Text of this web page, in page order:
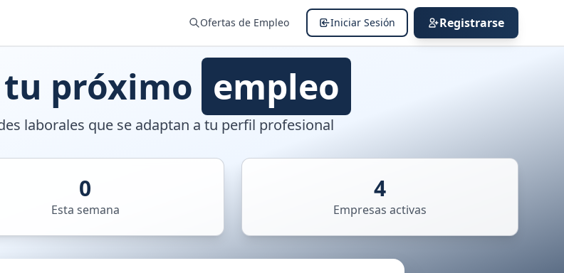
Ofertas de Empleo Iniciar Sesión Registrarse
próximo empleo
laborales que se adaptan a tu perfil profesional
0
Esta semana
4
Empresas activas